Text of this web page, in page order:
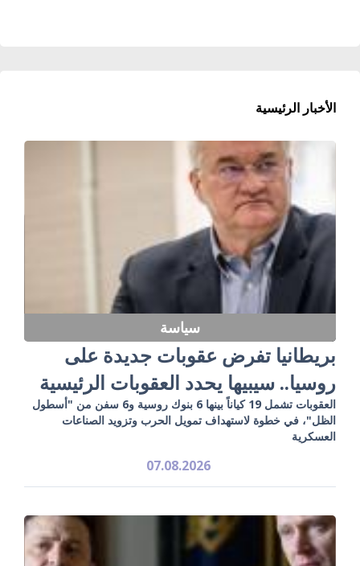
الأخبار الرئيسية
سياسة
بريطانيا تفرض عقوبات جديدة على
روسيا.. سيبيها يحدد العقوبات الرئيسية
العقوبات تشمل 19 كياناً بينها 6 بنوك روسية و6 سفن من "أسطول
الظل"، في خطوة لاستهداف تمويل الحرب وتزويد الصناعات
العسكرية
07.08.2026